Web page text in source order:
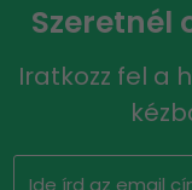
Szeretnél
Iratkozz fel a